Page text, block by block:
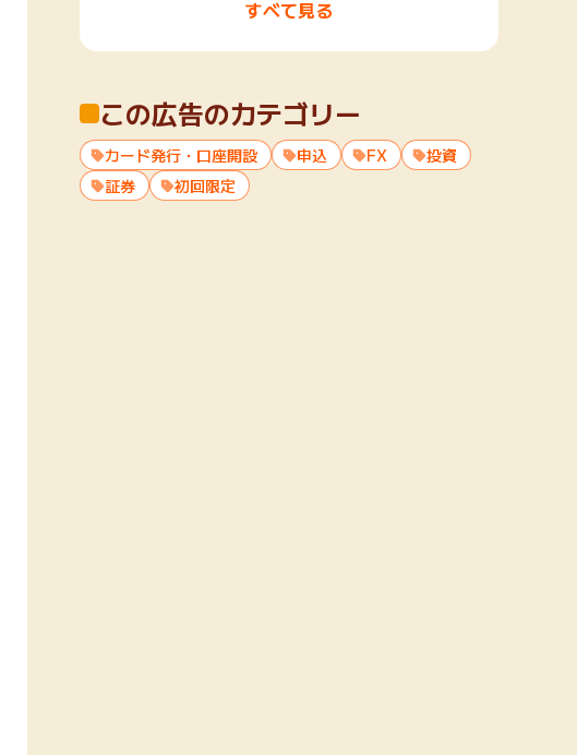
当社休業日や申込内容等に不備があった場合は除く。
■DMM FXの3大お得特典
『ポイント』プレゼント！※
※各ポイントサイトでのP数表記
②取引量に応じて『最大500,000円のキャッシュ
バック』
③取引するたびに『取引応援ポイント』が付与
すべて見る
この広告のカテゴリー
カード発行・口座開設 申込 FX
投資
証券
初回限定